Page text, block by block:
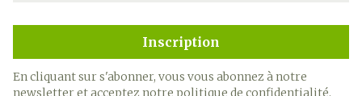
Inscription
En cliquant sur s'abonner, vous vous abonnez à notre
newsletter et acceptez notre politique de confidentialité.